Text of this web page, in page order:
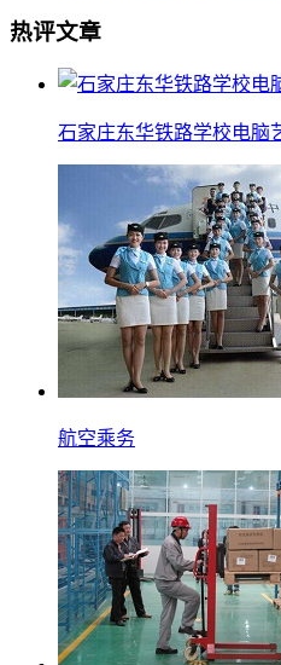
热评文章
石家庄东华铁路学校电脑
航空乘务